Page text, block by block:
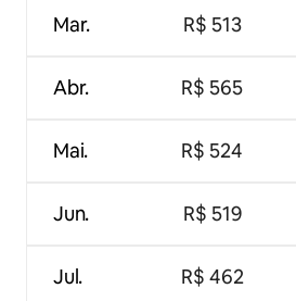
Mar.
Abr.
Mai.
Jun.
Jul.
R$ 513
R$ 565
R$ 524
R$ 519
R$ 462